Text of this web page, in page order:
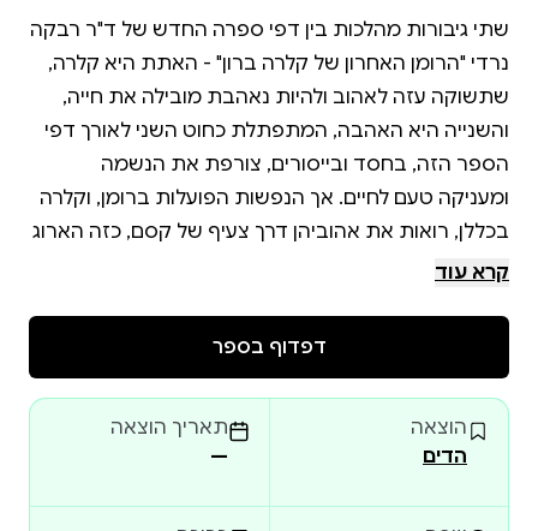
שתי גיבורות מהלכות בין דפי ספרה החדש של ד"ר רבקה
נרדי "הרומן האחרון של קלרה ברון" - האתת היא קלרה,
שתשוקה עזה לאהוב ולהיות נאהבת מובילה את חייה,
והשנייה היא האהבה, המתפתלת כחוט השני לאורך דפי
הספר הזה, בחסד ובייסורים, צורפת את הנשמה
ומעניקה טעם לחיים. אך הנפשות הפועלות ברומן, וקלרה
בכללן, רואות את אהוביהן דרך צעיף של קסם, כזה הארוג
מדימוי מושלם, ומעצם ראייה זו, הן נידונות לחולל שוב
לאחר שהיא מתאלמנת מבעלה, ומלווה אותה כמעט עד
לסוף חייה. סיפור המעשה נע קדימה ואחורה לסירוגין,
ונמסר מפי מספרת, שהכירה את קלרה בצעירותה ופגשה
בה שוב באקראי בערוב ימיה. רבקה נרדי אורגת את
הסיפור ביד אמן, תוך הארה של פינות נסתרות במעשה
קרא עוד
דפדוף בספר
הוצאה
הדים
תאריך הוצאה
—